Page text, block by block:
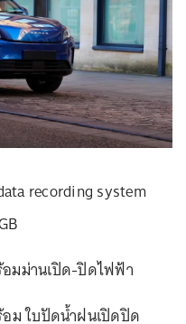
recording system
มม่านเปิด-ปิดไฟฟ้า
ม ใบปัดน้ำฝนเปิดปิด